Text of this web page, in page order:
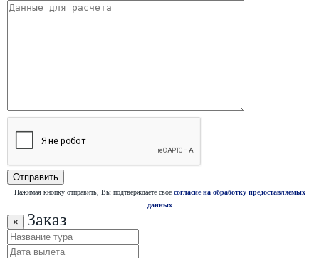
Нажимая кнопку отправить, Вы подтверждаете свое согласие на обработку предоставляемых
данных
× Заказ